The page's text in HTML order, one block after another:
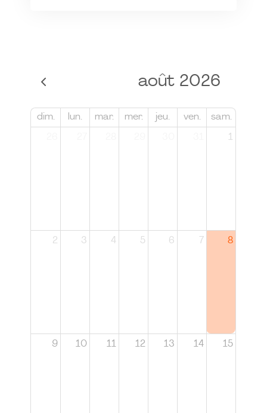
août 2026
dim. lun. mar. mer. jeu. ven. sam.
1
2 3 4 5 6 7 8
9 10 11 12 13 14 15